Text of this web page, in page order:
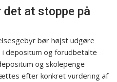
det at stoppe på
bør højst udgøre
i depositum og forudbetalte
og skolepenge
efter konkret vurdering af